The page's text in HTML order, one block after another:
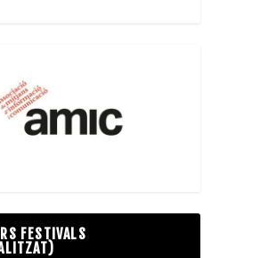
FESTIVALS